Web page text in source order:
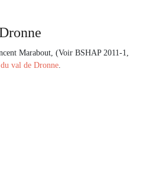
Marabout, (Voir BSHAP 2011-1,
val de Dronne